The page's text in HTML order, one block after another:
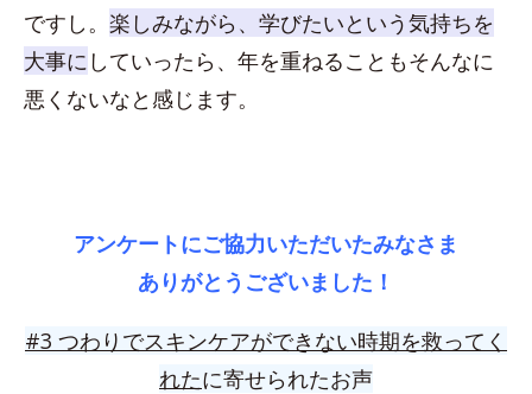
ですし。 楽しみながら、学びたいという気持ちを
大事に していったら、年を重ねることもそんなに
悪くないなと感じます。
アンケートにご協力いただいたみなさま
ありがとうございました！
#3 つわりでスキンケアができない時期を救ってく
れたに寄せられたお声